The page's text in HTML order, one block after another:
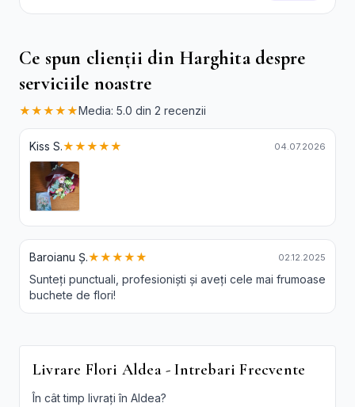
Ce spun clienții din Harghita despre
serviciile noastre
★★★★★Media: 5.0 din 2 recenzii
Kiss S.★★★★★ 04.07.2026
Baroianu Ș.★★★★★ 02.12.2025
Sunteți punctuali, profesioniști și aveți cele mai frumoase
buchete de flori!
Livrare Flori Aldea - Intrebari Frecvente
În cât timp livrați în Aldea?